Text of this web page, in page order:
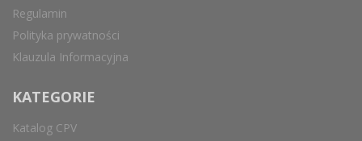
Regulamin
Polityka prywatności
Klauzula Informacyjna
KATEGORIE
Katalog CPV